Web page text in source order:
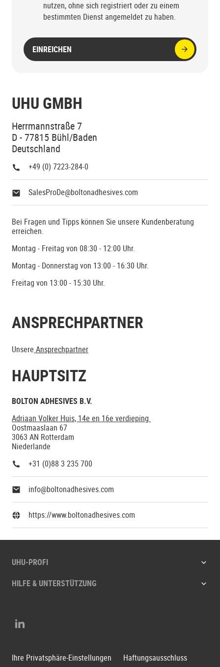
nutzen, ohne sich registriert oder zu einem
bestimmten Dienst angemeldet zu haben.
EINREICHEN
UHU GMBH
Herrmannstraße 7
D - 77815 Bühl/Baden
Deutschland
+49 (0) 7223-284-0
SalesProDe@boltonadhesives.com
Bei Fragen und Tipps können Sie unsere Kundenberatung
erreichen.
Montag - Freitag von 08:30 - 12:00 Uhr.
Montag - Donnerstag von 13:00 - 16:30 Uhr.
Freitag von 13:00 - 15:30 Uhr.
ANSPRECHPARTNER
Unsere Ansprechpartner
HAUPTSITZ
BOLTON ADHESIVES B.V.
Adriaan Volker Huis, 14e en 16e verdieping
Oostmaaslaan 67
3063 AN Rotterdam
Niederlande
+31 (0)88 3 235 700
info@boltonadhesives.com
https://www.boltonadhesives.com
UHU-PROFI
HILFE & UNTERSTÜTZUNG
LinkedIn
Ihre Privatsphäre-Einstellungen Haftungsausschluss